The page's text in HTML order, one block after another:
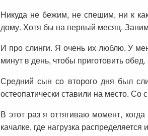
Никуда не бежим, не спешим, ни к
дому. Хотя бы на первый месяц.
И про слинги. Я очень их люблю. У
минут в день, чтобы приготовить
Средний сын со второго дня был
остеопатически ставили на место. Со
В этот раз я оттягиваю момент,
качалке, где нагрузка